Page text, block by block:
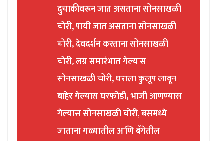
दुचाकीवरून जात असताना सोनसाखळी
चोरी, पायी जात असताना सोनसाखळी
चोरी, देवदर्शन करताना सोनसाखळी
चोरी, लग्न समारंभात गेल्यास
सोनसाखळी चोरी, घराला कुलूप लावून
बाहेर गेल्यास घरफोडी, भाजी आणण्यास
गेल्यास सोनसाखळी चोरी, बसमध्ये
जाताना गळ्यातील आणि बॅगेतील